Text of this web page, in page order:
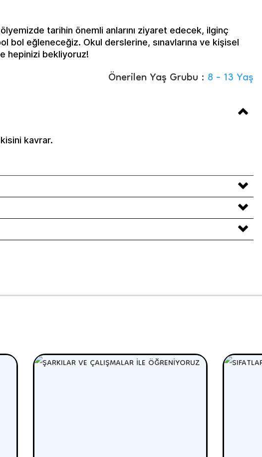
tarihin önemli anlarını ziyaret edecek, ilginç
bol eğleneceğiz. Okul derslerine, sınavlarına ve kişisel
hepinizi bekliyoruz!
Önerilen Yaş Grubu :8 - 13 Yaş
kavrar.